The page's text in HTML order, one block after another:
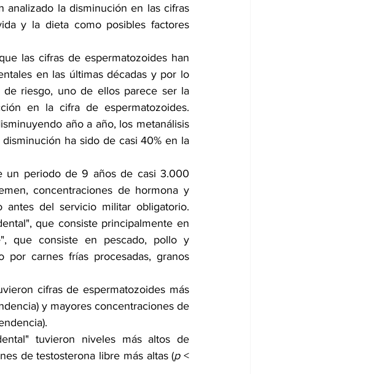
analizado la disminución en las cifras
y la dieta como posibles factores
las cifras de espermatozoides han
en las últimas décadas y por lo
riesgo, uno de ellos parece ser la
en la cifra de espermatozoides.
año a año, los metanálisis
ha sido de casi 40% en la
un periodo de 9 años de casi 3.000
concentraciones de hormona y
del servicio militar obligatorio.
que consiste principalmente en
que consiste en pescado, pollo y
por carnes frías procesadas, granos
cifras de espermatozoides más
y mayores concentraciones de
tuvieron niveles más altos de
de testosterona libre más altas (p <